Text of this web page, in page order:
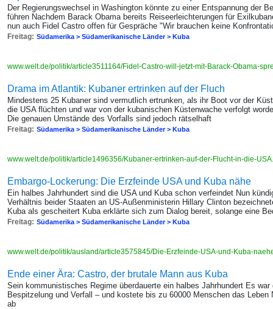
Der Regierungswechsel in Washington könnte zu einer Entspannung der
führen Nachdem Barack Obama bereits Reiseerleichterungen für
nun auch Fidel Castro offen für Gespräche "Wir brauchen keine
Freitag: Südamerika > Südamerikanische Länder > Kuba
www.welt.de/politik/article3511164/Fidel-Castro-will-jetzt-mit-Barack-Obama-
Drama im Atlantik: Kubaner ertrinken auf der Fluch
Mindestens 25 Kubaner sind vermutlich ertrunken, als ihr Boot vor der
die USA flüchten und war von der kubanischen Küstenwache verfolgt
Die genauen Umstände des Vorfalls sind jedoch rätselhaft
Freitag: Südamerika > Südamerikanische Länder > Kuba
www.welt.de/politik/article1496356/Kubaner-ertrinken-auf-der-Flucht-in-die-
Embargo-Lockerung: Die Erzfeinde USA und Kuba nähe
Ein halbes Jahrhundert sind die USA und Kuba schon verfeindet Nun
Verhältnis beider Staaten an US-Außenministerin Hillary Clinton
Kuba als gescheitert Kuba erklärte sich zum Dialog bereit, solange eine
Freitag: Südamerika > Südamerikanische Länder > Kuba
www.welt.de/politik/ausland/article3575845/Die-Erzfeinde-USA-und-Kuba-
Ende einer Ära: Castro, der brutale Mann aus Kuba
Sein kommunistisches Regime überdauerte ein halbes Jahrhundert Es
Bespitzelung und Verfall – und kostete bis zu 60000 Menschen das
ab